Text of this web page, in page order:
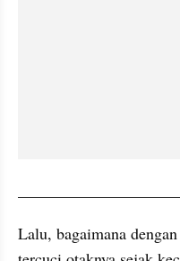
Lalu, bagaimana